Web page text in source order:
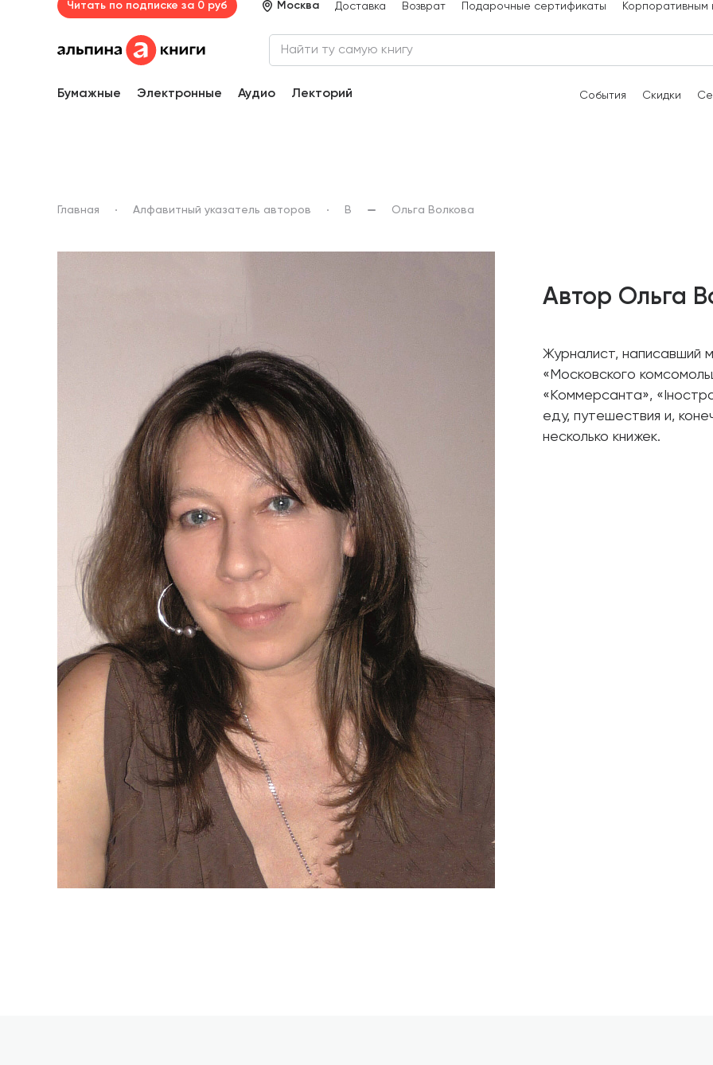
Читать по подписке за 0 руб Москва Доставка Возврат Подарочные сертификаты Корпоративным
Бумажные Электронные Аудио Лекторий События Скидки
Главная Алфавитный указатель авторов В Ольга Волкова
Автор Ольга
Журналист, написавший
«Московского
«Коммерсанта»,
еду, путешествия и,
несколько книжек.